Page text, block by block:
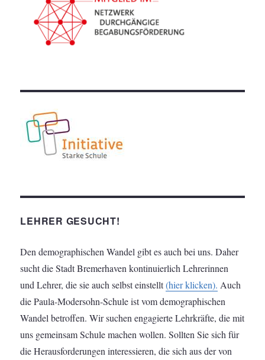
LEHRER GESUCHT!
Den demographischen Wandel gibt es auch bei uns. Daher
sucht die Stadt Bremerhaven kontinuierlich Lehrerinnen
und Lehrer, die sie auch selbst einstellt(hier klicken). Auch
die Paula-Modersohn-Schule ist vom demographischen
Wandel betroffen. Wir suchen engagierte Lehrkräfte, die mit
uns gemeinsam Schule machen wollen. Sollten Sie sich für
die Herausforderungen interessieren, die sich aus der von